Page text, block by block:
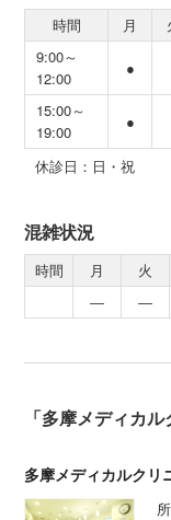
時間 月
9:00～
12:00
●
15:00～
19:00
●
休診日：日・祝
混雑状況
時間 月 火
―
―
「多摩メディカ
多摩メディカルクリ